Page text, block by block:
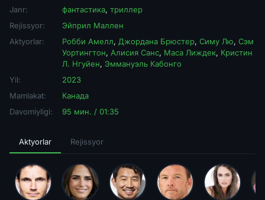
Janr: фантастика, триллер
Rejissyor:
Эйприл Маллен
Aktyorlar:
Робби Амелл, Джордана Брюстер, Симу Лю, Сэм
Уортингтон, Алисия Санс, Маса Лиждек, Кристин
Л. Нгуйен, Эммануэль Кабонго
Yil:
2023
Mamlakat:
Канада
Davomiyligi:
95 мин. / 01:35
Aktyorlar Rejissyor